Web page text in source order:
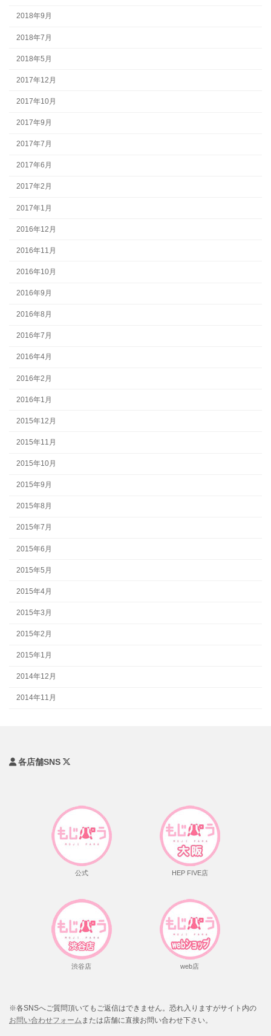
2018年9月
2018年7月
2018年5月
2017年12月
2017年10月
2017年9月
2017年7月
2017年6月
2017年2月
2017年1月
2016年12月
2016年11月
2016年10月
2016年9月
2016年8月
2016年7月
2016年4月
2016年2月
2016年1月
2015年12月
2015年11月
2015年10月
2015年9月
2015年8月
2015年7月
2015年6月
2015年5月
2015年4月
2015年3月
2015年2月
2015年1月
2014年12月
2014年11月
各店舗SNS
公式 HEP FIVE店
渋谷店 web店
※各SNSへご質問頂いてもご返信はできません。恐れ入りますがサイト内の
お問い合わせフォーム または店舗に直接お問い合わせ下さい。